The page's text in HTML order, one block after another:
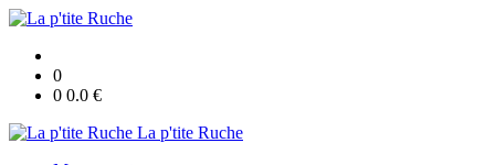
0
0 0.0 €
La p'tite Ruche